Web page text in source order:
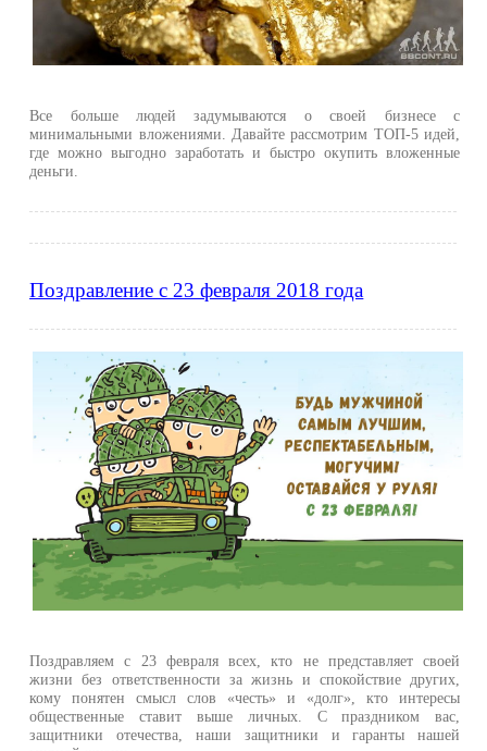
Все больше людей задумываются о своей бизнесе с
минимальными вложениями. Давайте рассмотрим ТОП-5 идей,
где можно выгодно заработать и быстро окупить вложенные
деньги.
Поздравление с 23 февраля 2018 года
Поздравляем с 23 февраля всех, кто не представляет своей
жизни без ответственности за жизнь и спокойствие других,
кому понятен смысл слов «честь» и «долг», кто интересы
общественные ставит выше личных. С праздником вас,
защитники отечества, наши защитники и гаранты нашей